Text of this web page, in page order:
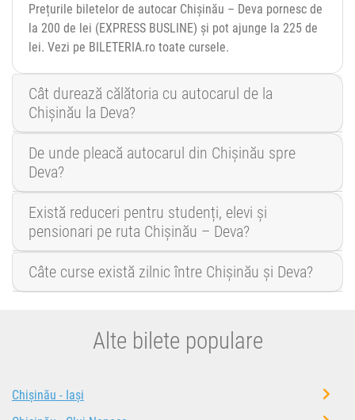
Prețurile biletelor de autocar Chișinău – Deva pornesc de
la 200 de lei (EXPRESS BUSLINE) și pot ajunge la 225 de
lei. Vezi pe BILETERIA.ro toate cursele.
Cât durează călătoria cu autocarul de la
Chișinău la Deva?
De unde pleacă autocarul din Chișinău spre
Deva?
Există reduceri pentru studenți, elevi și
pensionari pe ruta Chișinău – Deva?
Câte curse există zilnic între Chișinău și Deva?
Alte bilete populare
Chișinău - Iași